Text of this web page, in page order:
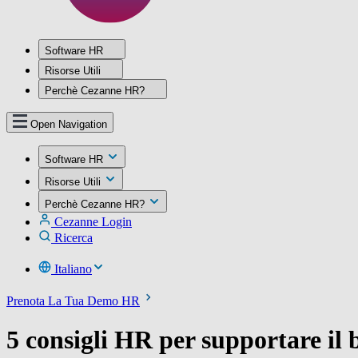
Software HR
Risorse Utili
Perchè Cezanne HR?
Open Navigation
Software HR
Risorse Utili
Perchè Cezanne HR?
Cezanne Login
Ricerca
Italiano
Prenota La Tua Demo HR
5 consigli HR per supportare il